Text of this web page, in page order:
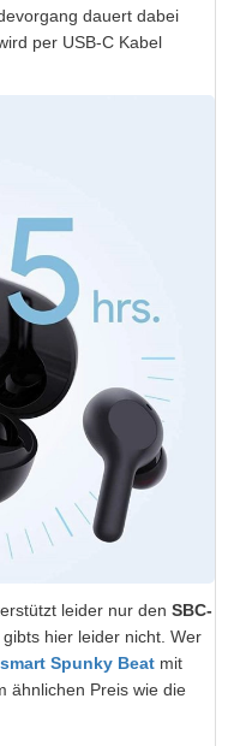
dauert dabei
per USB-C Kabel
leider nur den SBC-
gibts hier leider nicht. Wer
Spunky Beat mit
ähnlichen Preis wie die